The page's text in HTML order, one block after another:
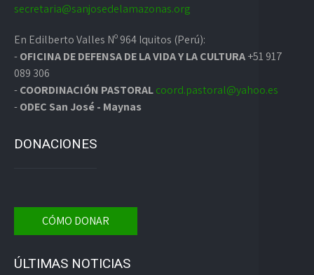
secretaria@sanjosedelamazonas.org
En Edilberto Valles Nº 964 Iquitos (Perú):
-OFICINA DE DEFENSA DE LA VIDA Y LA CULTURA+51 917
089 306
-COORDINACIÓN PASTORALcoord.pastoral@yahoo.es
-ODEC San José - Maynas
DONACIONES
CÓMO DONAR
ÚLTIMAS NOTICIAS